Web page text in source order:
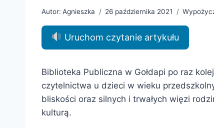
Autor: Agnieszka 26 października 2021
Uruchom czytanie artykułu
Biblioteka Publiczna w Gołdapi po raz
czytelnictwa u dzieci w wieku
bliskości oraz silnych i trwałych więzi
kulturą.